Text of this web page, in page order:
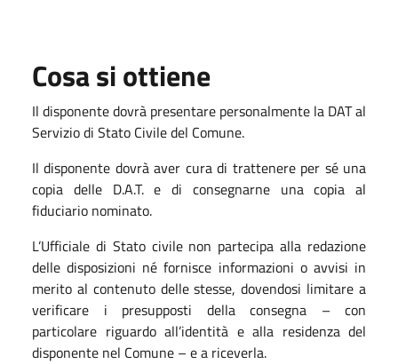
Cosa si ottiene
Il disponente dovrà presentare personalmente la DAT al
Servizio di Stato Civile del Comune.
Il disponente dovrà aver cura di trattenere per sé una
copia delle D.A.T. e di consegnarne una copia al
fiduciario nominato.
L’Ufficiale di Stato civile non partecipa alla redazione
delle disposizioni né fornisce informazioni o avvisi in
merito al contenuto delle stesse, dovendosi limitare a
verificare i presupposti della consegna – con
particolare riguardo all’identità e alla residenza del
disponente nel Comune – e a riceverla.